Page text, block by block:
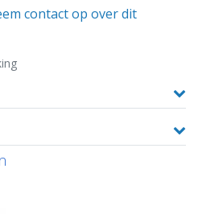
contact op over dit